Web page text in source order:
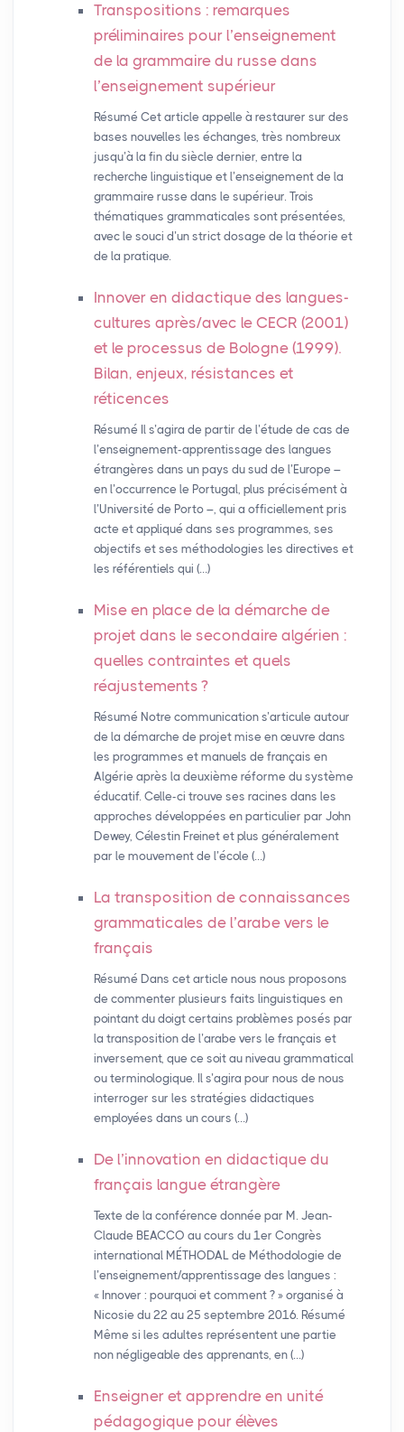
Transpositions : remarques
préliminaires pour l’enseignement
de la grammaire du russe dans
l’enseignement supérieur
Résumé Cet article appelle à restaurer sur des
bases nouvelles les échanges, très nombreux
jusqu’à la fin du siècle dernier, entre la
recherche linguistique et l’enseignement de la
grammaire russe dans le supérieur. Trois
thématiques grammaticales sont présentées,
avec le souci d’un strict dosage de la théorie et
de la pratique.
Innover en didactique des langues-
cultures après/avec le CECR (2001)
et le processus de Bologne (1999).
Bilan, enjeux, résistances et
réticences
Résumé Il s’agira de partir de l’étude de cas de
l’enseignement-apprentissage des langues
étrangères dans un pays du sud de l’Europe –
en l’occurrence le Portugal, plus précisément à
l’Université de Porto –, qui a officiellement pris
acte et appliqué dans ses programmes, ses
objectifs et ses méthodologies les directives et
les référentiels qui (…)
Mise en place de la démarche de
projet dans le secondaire algérien :
quelles contraintes et quels
réajustements ?
Résumé Notre communication s’articule autour
de la démarche de projet mise en œuvre dans
les programmes et manuels de français en
Algérie après la deuxième réforme du système
éducatif. Celle-ci trouve ses racines dans les
approches développées en particulier par John
Dewey, Célestin Freinet et plus généralement
par le mouvement de l’école (…)
La transposition de connaissances
grammaticales de l’arabe vers le
français
Résumé Dans cet article nous nous proposons
de commenter plusieurs faits linguistiques en
pointant du doigt certains problèmes posés par
la transposition de l’arabe vers le français et
inversement, que ce soit au niveau grammatical
ou terminologique. Il s’agira pour nous de nous
interroger sur les stratégies didactiques
employées dans un cours (…)
De l’innovation en didactique du
français langue étrangère
Texte de la conférence donnée par M. Jean-
Claude BEACCO au cours du 1er Congrès
international MÉTHODAL de Méthodologie de
l’enseignement/apprentissage des langues :
« Innover : pourquoi et comment ? » organisé à
Nicosie du 22 au 25 septembre 2016. Résumé
Même si les adultes représentent une partie
non négligeable des apprenants, en (…)
Enseigner et apprendre en unité
pédagogique pour élèves